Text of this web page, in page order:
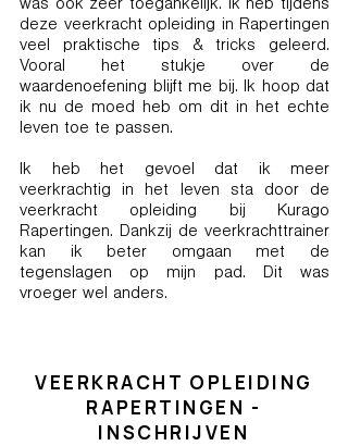
was ook zeer toegankelijk. Ik heb tijdens
deze veerkracht opleiding in Rapertingen
veel praktische tips & tricks geleerd.
Vooral het stukje over de
waardenoefening blijft me bij. Ik hoop dat
ik nu de moed heb om dit in het echte
leven toe te passen.
Ik heb het gevoel dat ik meer
veerkrachtig in het leven sta door de
veerkracht opleiding bij Kurago
Rapertingen. Dankzij de veerkrachttrainer
kan ik beter omgaan met de
tegenslagen op mijn pad. Dit was
vroeger wel anders.
VEERKRACHT OPLEIDING
RAPERTINGEN -
INSCHRIJVEN